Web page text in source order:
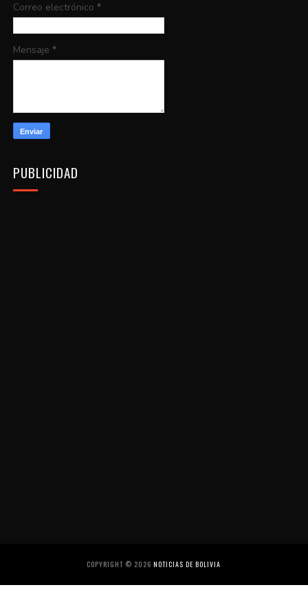
Correo electrónico *
Mensaje *
PUBLICIDAD
COPYRIGHT © 2026NOTICIAS DE BOLIVIA